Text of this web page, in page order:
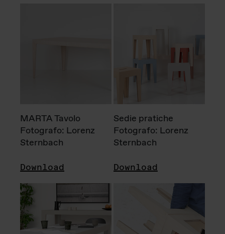
MARTA Tavolo
Fotografo: Lorenz
Sternbach
Download
Sedie pratiche
Fotografo: Lorenz
Sternbach
Download